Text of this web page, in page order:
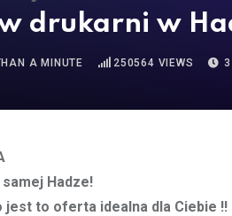
drukarni w
A MINUTE 250564 VIEWS
Hadze!
jest to oferta idealna dla Ciebie !!